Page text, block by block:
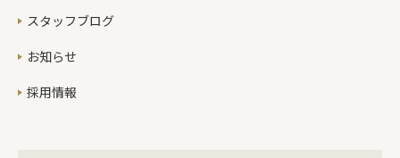
スタッフブログ
お知らせ
採用情報